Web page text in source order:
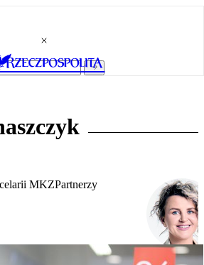
MKZPartnerzy